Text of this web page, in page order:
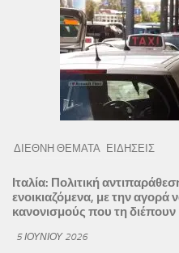
ΔΙΕΘΝΗ ΘΕΜΑΤΑ ΕΙΔΗΣΕΙΣ
Ιταλία: Πολιτική
ενοικιαζόμενα, με την αγορά
κανονισμούς που τη διέπουν
5 ΙΟΥΝΊΟΥ 2026